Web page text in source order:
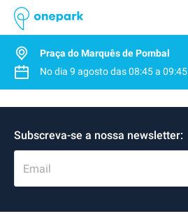
Praça do Marquês de Pombal
No dia 9 agostodas08:45a 09:45
Subscreva-se a nossa newsletter:
Email